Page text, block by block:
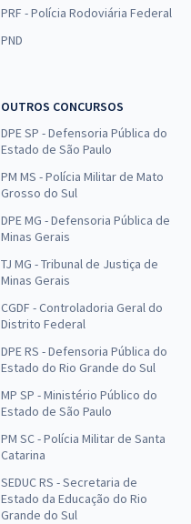
PRF - Polícia Rodoviária Federal
PND
OUTROS CONCURSOS
DPE SP - Defensoria Pública do
Estado de São Paulo
PM MS - Polícia Militar de Mato
Grosso do Sul
DPE MG - Defensoria Pública de
Minas Gerais
TJ MG - Tribunal de Justiça de
Minas Gerais
CGDF - Controladoria Geral do
Distrito Federal
DPE RS - Defensoria Pública do
Estado do Rio Grande do Sul
MP SP - Ministério Público do
Estado de São Paulo
PM SC - Polícia Militar de Santa
Catarina
SEDUC RS - Secretaria de
Estado da Educação do Rio
Grande do Sul